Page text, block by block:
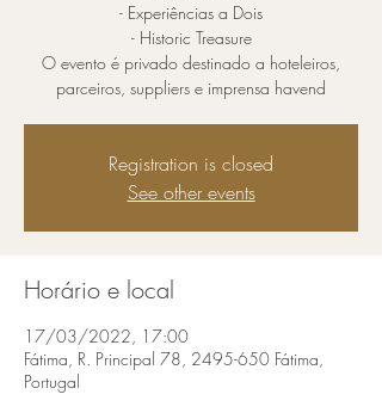
- Experiências a Dois
- Historic Treasure
O evento é privado destinado a hoteleiros,
parceiros, suppliers e imprensa havend
Registration is closed
See other events
Horário e local
17/03/2022, 17:00
Fátima, R. Principal 78, 2495-650 Fátima,
Portugal